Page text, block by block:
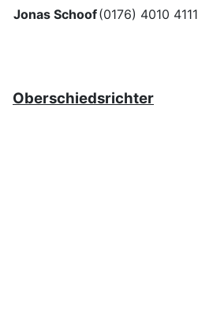
Jonas Schoof(0176) 4010 4111
Oberschiedsrichter